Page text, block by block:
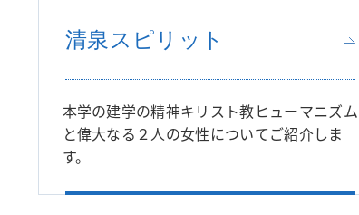
清泉スピリット
本学の建学の精神キリスト教ヒューマニズム
と偉大なる２人の女性についてご紹介しま
す。